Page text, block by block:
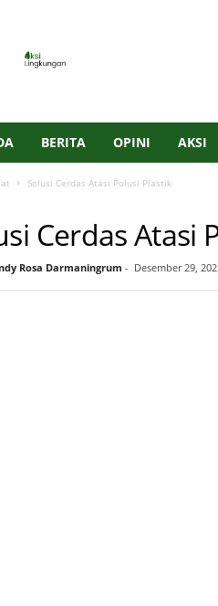
BERITA OPINI AKSI
Solusi Cerdas Atasi Polusi Plastik
Cerdas Atasi
Rosa Darmaningrum - Desember 29,